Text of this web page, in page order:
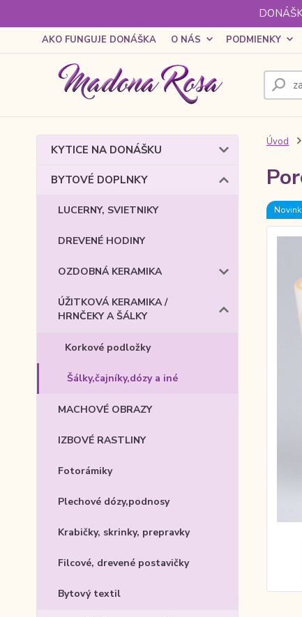
AKO FUNGUJE DONÁŠKA O NÁS PODMIENKY
KYTICE NA DONÁŠKU
BYTOVÉ DOPLNKY
LUCERNY, SVIETNIKY
DREVENÉ HODINY
OZDOBNÁ KERAMIKA
ÚŽITKOVÁ KERAMIKA /
HRNČEKY A ŠÁLKY
Korkové podložky
Šálky,čajníky,dózy a iné
MACHOVÉ OBRAZY
IZBOVÉ RASTLINY
Fotorámiky
Plechové dózy,podnosy
Krabičky, skrinky, prepravky
Filcové, drevené postavičky
Bytový textil
Úvod